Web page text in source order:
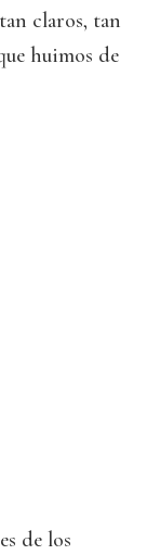
claros, tan
huimos de
de los